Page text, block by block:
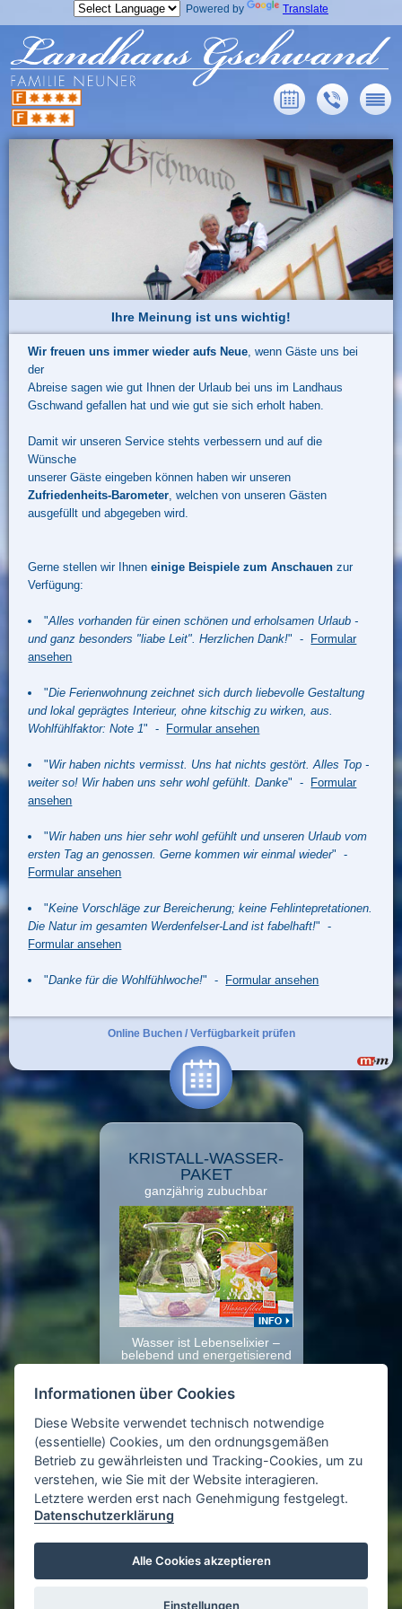
Powered by Translate
Ihre Meinung ist uns wichtig!
Wir freuen uns immer wieder aufs Neue , wenn Gäste uns bei
der
Abreise sagen wie gut Ihnen der Urlaub bei uns im Landhaus
Gschwand gefallen hat und wie gut sie sich erholt haben.
Damit wir unseren Service stehts verbessern und auf die
Wünsche
unserer Gäste eingeben können haben wir unseren
Zufriedenheits-Barometer , welchen von unseren Gästen
ausgefüllt und abgegeben wird.
Gerne stellen wir Ihneneinige Beispiele zum Anschauen zur
Verfügung:
"Alles vorhanden für einen schönen und erholsamen Urlaub -
und ganz besonders "liabe Leit". Herzlichen Dank!" - Formular
ansehen
"Die Ferienwohnung zeichnet sich durch liebevolle Gestaltung
und lokal geprägtes Interieur, ohne kitschig zu wirken, aus.
Wohlfühlfaktor: Note 1" - Formular ansehen
"Wir haben nichts vermisst. Uns hat nichts gestört. Alles Top -
weiter so! Wir haben uns sehr wohl gefühlt. Danke" - Formular
ansehen
"Wir haben uns hier sehr wohl gefühlt und unseren Urlaub vom
ersten Tag an genossen. Gerne kommen wir einmal wieder" -
Formular ansehen
"Keine Vorschläge zur Bereicherung; keine Fehlintepretationen.
Die Natur im gesamten Werdenfelser-Land ist fabelhaft!" -
Formular ansehen
"Danke für die Wohlfühlwoche!" - Formular ansehen
Online Buchen / Verfügbarkeit prüfen
KRISTALL-WASSER-
PAKET
ganzjährig zubuchbar
Wasser ist Lebenselixier –
belebend und energetisierend
Last - Minute:
Informationen über Cookies
Diese Website verwendet technisch notwendige
(essentielle) Cookies, um den ordnungsgemäßen
Betrieb zu gewährleisten und Tracking-Cookies, um zu
verstehen, wie Sie mit der Website interagieren.
Letztere werden erst nach Genehmigung festgelegt.
Datenschutzerklärung
Alle Cookies akzeptieren
Einstellungen